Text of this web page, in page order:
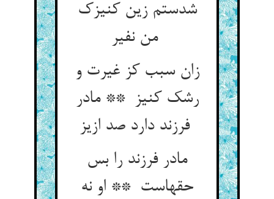
شدستم زین کنیزک
من نفیر
زان سبب کز غیرت و
رشک کنیز ** مادر
فرزند دارد صد ازیز
مادر فرزند را بس
حقهاست ** او نه